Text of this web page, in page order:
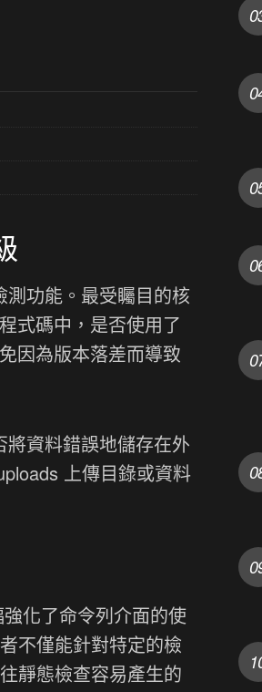
功能。最受矚目的核
式碼中，是否使用了
因為版本落差而導致
資料錯誤地儲存在外
上傳目錄或資料
化了命令列介面的使
不僅能針對特定的檢
靜態檢查容易產生的